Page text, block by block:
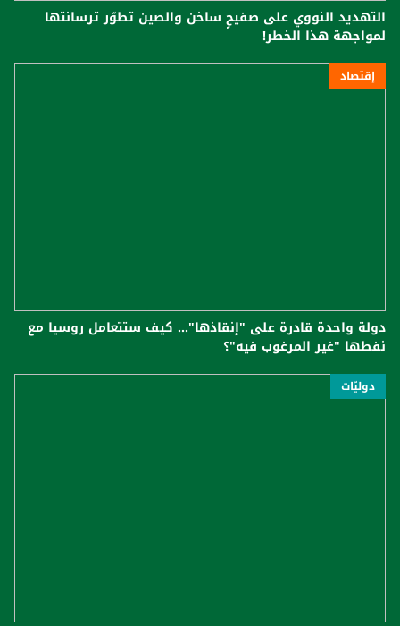
التهديد النووي على صفيحٍ ساخن والصين تطوّر ترسانتها
لمواجهة هذا الخطر!
إقتصاد
دولة واحدة قادرة على "إنقاذها"... كيف ستتعامل روسيا مع
نفطها "غير المرغوب فيه"؟
دوليّات